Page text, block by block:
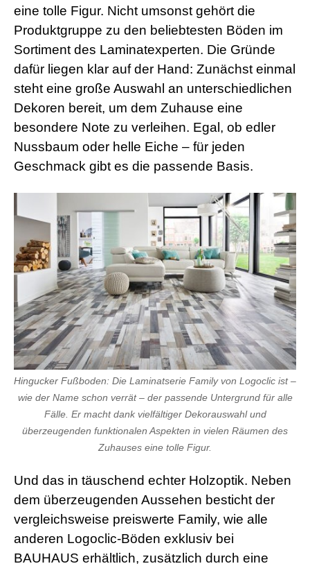
eine tolle Figur. Nicht umsonst gehört die
Produktgruppe zu den beliebtesten Böden im
Sortiment des Laminatexperten. Die Gründe
dafür liegen klar auf der Hand: Zunächst einmal
steht eine große Auswahl an unterschiedlichen
Dekoren bereit, um dem Zuhause eine
besondere Note zu verleihen. Egal, ob edler
Nussbaum oder helle Eiche – für jeden
Geschmack gibt es die passende Basis.
Hingucker Fußboden: Die Laminatserie Family von Logoclic ist –
wie der Name schon verrät – der passende Untergrund für alle
Fälle. Er macht dank vielfältiger Dekorauswahl und
überzeugenden funktionalen Aspekten in vielen Räumen des
Zuhauses eine tolle Figur.
Und das in täuschend echter Holzoptik. Neben
dem überzeugenden Aussehen besticht der
vergleichsweise preiswerte Family, wie alle
anderen Logoclic-Böden exklusiv bei
BAUHAUS erhältlich, zusätzlich durch eine